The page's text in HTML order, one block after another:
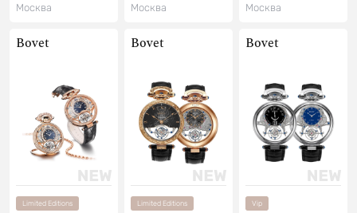
Москва Москва Москва
Bovet
Limited Editions
Bovet
Limited Editions
Bovet
Vip